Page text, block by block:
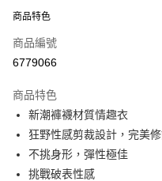
信用卡分期付款
合作金庫商業銀行
上海商業儲蓄銀行
國泰世華商業銀行
臺灣中小企業銀行
超商取貨付款
LINE Pay
Apple Pay
商品特色
商品編號
6779066
商品特色
新潮褲襪材質情趣衣
狂野性感剪裁設計，完美
不挑身形，彈性極佳
挑戰破表性感